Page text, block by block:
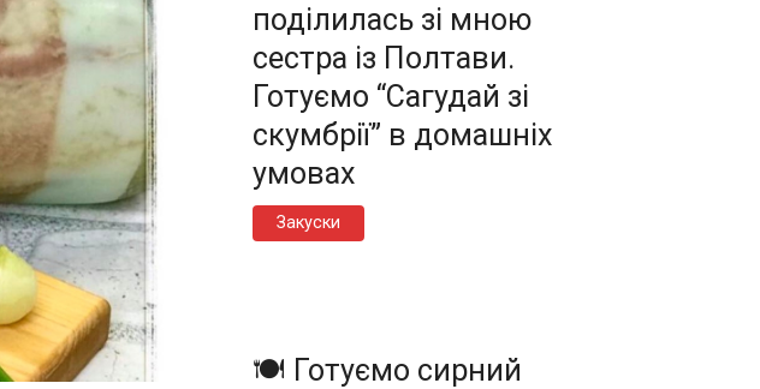
поділилась зі мною
сестра із Полтави.
Готуємо “Сагудай зі
скумбрії” в домашніх
умовах
Закуски
🍽️ Готуємо сирний